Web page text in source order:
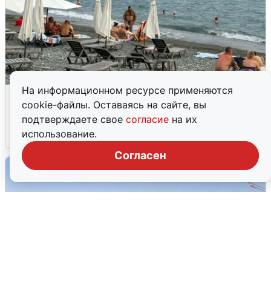
На информационном ресурсе применяются
cookie-файлы. Оставаясь на сайте, вы
подтверждаете свое согласие на их
использование.
Согласен
Жители и туристы Сочи рассказали
об атаке БПЛА 5 августа
5 августа 0